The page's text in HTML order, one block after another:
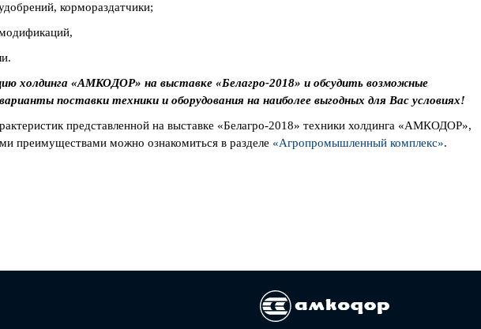
кормораздатчики;
холдинга «АМКОДОР» на выставке «Белагро-2018» и обсудить возможные
поставки техники и оборудования на наиболее выгодных для Вас условиях!
представленной на выставке «Белагро-2018» техники холдинга «АМКОДОР»,
преимуществами можно ознакомиться в разделе «Агропромышленный комплекс».